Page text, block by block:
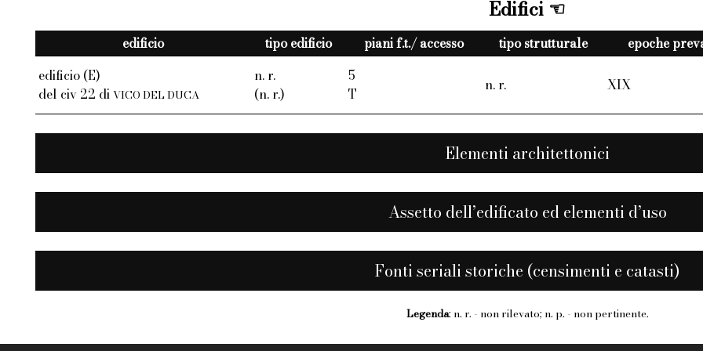
Edifici
edificio tipo edificio piani f.t./ accesso tipo strutturale
epoche
edificio (E)
del civ 22 di VICO DEL DUCA
n. r.
(n. r.)
5
T
n. r. XIX
Elementi architettonici
Assetto dell’edificato ed elementi d’uso
Fonti seriali storiche (censimenti e catasti)
Legenda: n. r. - non rilevato; n. p. - non pertinente.